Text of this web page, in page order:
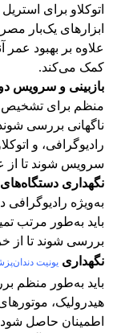
اتوکلاو برای
ابزارهای یک‌بار
علاوه بر بهبود عمر
کمک می‌کند​​.
بازبینی و سرویس
منظم برای تشخیص
ناگهانی بررسی
رادیوگرافی، و
سرویس شوند تا از
نگهداری
به‌ویژه رادیوگرافی
باید به‌طور مرتب
بررسی شوند تا از
نگهداری یونیت
باید به‌طور منظم
هیدرولیک،
اطمینان حاصل